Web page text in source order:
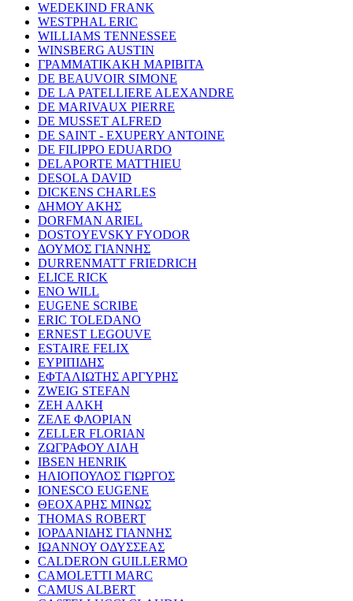
WEDEKIND FRANK
WESTPHAL ERIC
WILLIAMS TENNESSEE
WINSBERG AUSTIN
ΓΡΑΜΜΑΤΙΚΑΚΗ ΜΑΡΙΒΙΤΑ
DE BEAUVOIR SIMONE
DE LA PATELLIERE ALEXANDRE
DE MARIVAUX PIERRE
DE MUSSET ALFRED
DE SAINT - EXUPERY ANTOINE
DE FILIPPO EDUARDO
DELAPORTE MATTHIEU
DESOLA DAVID
DICKENS CHARLES
ΔΗΜΟΥ ΑΚΗΣ
DORFMAN ARIEL
DOSTOYEVSKY FYODOR
ΔΟΥΜΟΣ ΓΙΑΝΝΗΣ
DURRENMATT FRIEDRICH
ELICE RICK
ENO WILL
EUGENE SCRIBE
ERIC TOLEDANO
ERNEST LEGOUVE
ESTAIRE FELIX
ΕΥΡΙΠΙΔΗΣ
ΕΦΤΑΛΙΩΤΗΣ ΑΡΓΥΡΗΣ
ZWEIG STEFAN
ΖΕΗ ΑΛΚΗ
ΖΕΛΕ ΦΛΟΡΙΑΝ
ZELLER FLORIAN
ΖΩΓΡΑΦΟΥ ΛΙΛΗ
IBSEN HENRIK
ΗΛΙΟΠΟΥΛΟΣ ΓΙΩΡΓΟΣ
IONESCO EUGENE
ΘΕΟΧΑΡΗΣ ΜΙΝΩΣ
THOMAS ROBERT
ΙΟΡΔΑΝΙΔΗΣ ΓΙΑΝΝΗΣ
ΙΩΑΝΝΟΥ ΟΔΥΣΣΕΑΣ
CALDERON GUILLERMO
CAMOLETTI MARC
CAMUS ALBERT